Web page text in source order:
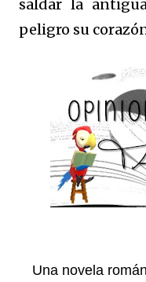
saldar la
peligro su
Una novela